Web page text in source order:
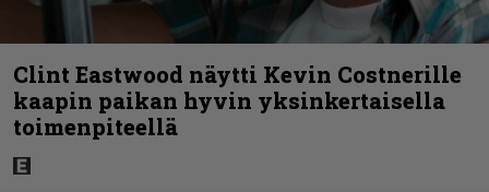
Clint Eastwood näytti Kevin Costnerille
kaapin paikan hyvin yksinkertaisella
toimenpiteellä